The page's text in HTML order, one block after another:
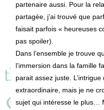
partenaire aussi. Pour la
partagée, j’ai trouvé que
faisait parfois « heureuses
pas spoiler).
Dans l’ensemble je trouve
l’immersion dans la famille
parait assez juste. L’intrigue
extraordinaire, mais je ne
sujet qui intéresse le plus…